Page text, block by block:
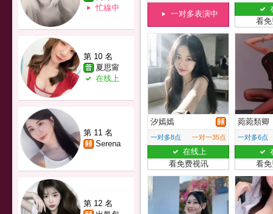
忙線中
第 10 名
夏思甯
在线上
第 11 名
Serena
第 12 名
一对多表演中
看
汐嫣嫣
一对多8点 一对一35点
在线上
看免费视讯
菀菀類卿
一对多6点
看